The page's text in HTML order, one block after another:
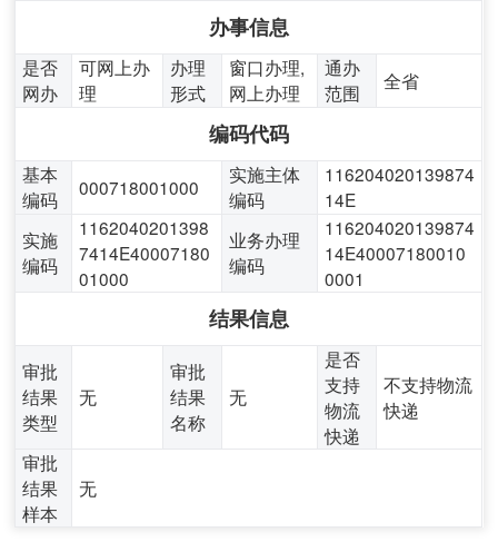
办事信息
是否
网办
可网上办
理
办理
形式
窗口办理,
网上办理
通办
范围
全省
编码代码
基本
编码
000718001000
实施主体
编码
116204020139874
14E
实施
编码
1162040201398
7414E40007180
01000
业务办理
编码
116204020139874
14E40007180010
0001
结果信息
审批
结果
类型
无
审批
结果
名称
无
是否
支持
物流
快递
不支持物流
快递
审批
结果
样本
无